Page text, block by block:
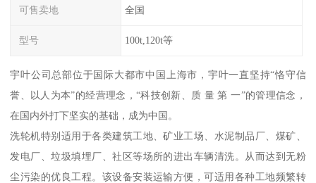
可售卖地 全国
型号 100t,120t等
宇叶公司总部位于国际大都市中国上海市，宇叶一直坚持“恪守信
誉、以人为本”的经营理念，“科技创新、质 量 第 一”的管理信念，
在国内外打下坚实的基础，成为中国。
洗轮机特别适用于各类建筑工地、矿业工场、水泥制品厂、煤矿、
发电厂、垃圾填埋厂、社区等场所的进出车辆清洗。从而达到无粉
尘污染的优良工程。该设备安装运输方便，可适用各种工地频繁转